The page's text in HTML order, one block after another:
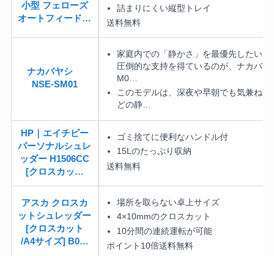
小型 フェローズ
オートフィード…
詰まりにくい縦型トレイ
送料無料
ナカバヤシ
NSE-SM01
家庭内での「静かさ」を最優先したいユ
圧倒的な支持を得ているのが、ナカバヤ
M0…
このモデルは、深夜や早朝でも気兼ねな
どの静…
HP｜エイチピー
パーソナルシュレ
ッダー H1506CC
[クロスカッ…
ゴミ捨てに便利なハンドル付
15Lのたっぷり収納
送料無料
アスカ クロスカ
ットシュレッダー
[クロスカット
/A4サイズ] B0…
場所を取らない卓上サイズ
4×10mmのクロスカット
10分間の連続運転が可能
ポイント10倍送料無料